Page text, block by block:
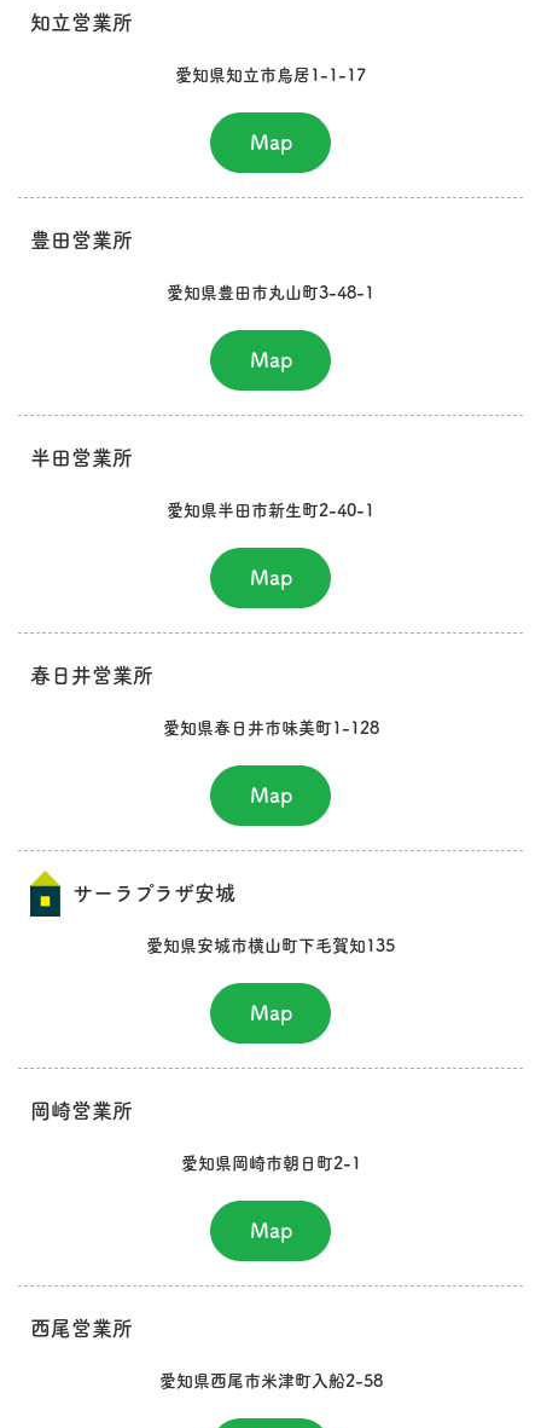
知立営業所
愛知県知立市鳥居1-1-17
Map
豊田営業所
愛知県豊田市丸山町3-48-1
Map
半田営業所
愛知県半田市新生町2-40-1
Map
春日井営業所
愛知県春日井市味美町1-128
Map
サーラプラザ安城
愛知県安城市横山町下毛賀知135
Map
岡崎営業所
愛知県岡崎市朝日町2-1
Map
西尾営業所
愛知県西尾市米津町入船2-58